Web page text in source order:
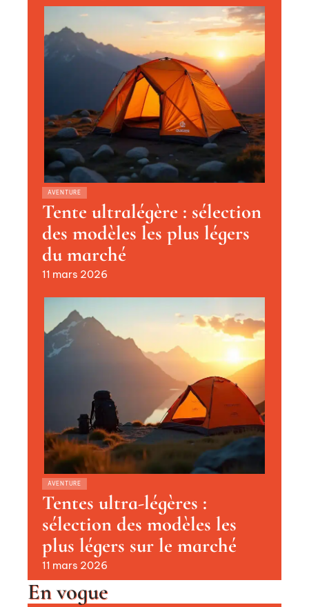
AVENTURE
Tente ultralégère : sélection
des modèles les plus légers
du marché
11 mars 2026
AVENTURE
Tentes ultra-légères :
sélection des modèles les
plus légers sur le marché
11 mars 2026
En vogue